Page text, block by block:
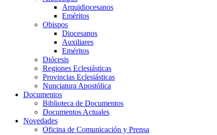
Arquidiocesanos
Eméritos
Obispos
Diocesanos
Auxiliares
Eméritos
Diócesis
Regiones Eclesiásticas
Provincias Eclesiásticas
Nunciatura Apostólica
Documentos
Biblioteca de Documentos
Documentos Actuales
Novedades
Oficina de Comunicación y Prensa